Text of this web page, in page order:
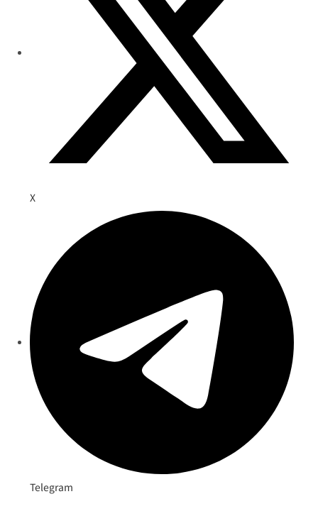
X
Telegram